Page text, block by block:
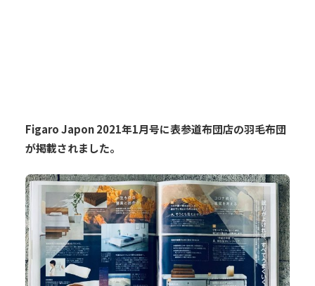
Figaro Japon 2021年1月号に表参道布団店の羽毛布団
が掲載されました。